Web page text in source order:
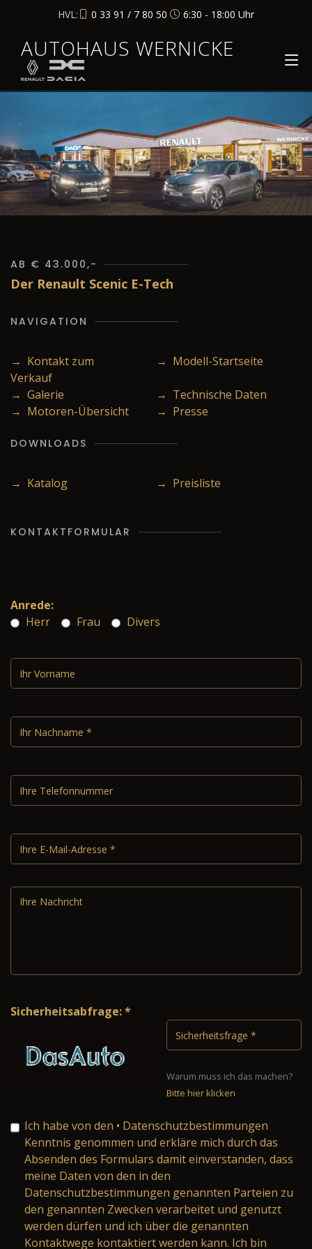
HVL: 0 33 91 / 7 80 50 6:30 - 18:00 Uhr
AUTOHAUS WERNICKE
AB € 43.000,-
Der Renault Scenic E-Tech
NAVIGATION
→ Kontakt zum
Verkauf
→ Modell-Startseite
→ Galerie
→ Technische Daten
→ Motoren-Übersicht
→ Presse
DOWNLOADS
→ Katalog → Preisliste
KONTAKTFORMULAR
Anrede:
Herr
Frau Divers
Sicherheitsabfrage: *
Warum muss ich das machen?
Bitte hier klicken
Ich habe von den • Datenschutzbestimmungen
Kenntnis genommen und erkläre mich durch das
Absenden des Formulars damit einverstanden, dass
meine Daten von den in den
Datenschutzbestimmungen genannten Parteien zu
den genannten Zwecken verarbeitet und genutzt
werden dürfen und ich über die genannten
Kontaktwege kontaktiert werden kann. Ich bin